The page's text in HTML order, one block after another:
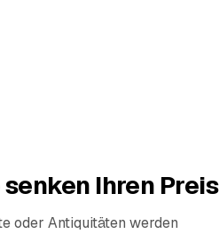
Ihren Preis
oder Antiquitäten werden